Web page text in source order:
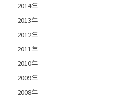
2014年
2013年
2012年
2011年
2010年
2009年
2008年